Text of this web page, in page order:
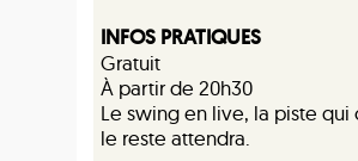
INFOS PRATIQUES
Gratuit
À partir de 20h30
Le swing en live, la piste qui
le reste attendra.